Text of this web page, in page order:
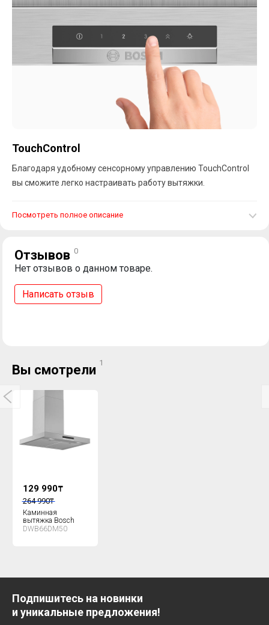
TouchControl
Благодаря удобному сенсорному управлению TouchControl
вы сможите легко настраивать работу вытяжки.
Посмотреть полное описание
Отзывов 0
Нет отзывов о данном товаре.
Написать отзыв
Вы смотрели 1
129 990₸
264 990₸
Каминная
вытяжка Bosch
DWB66DM50
Подпишитесь на новинки
и уникальные предложения!